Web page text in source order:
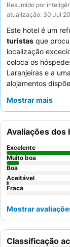
Resumido por
atualização: 30 Jul
Este hotel é um
turistas que
localização
coloca os
Laranjeiras e a
alojamentos
banheira de
pela sua
um ambiente
memorável,
hidromassagem
último piso
Mostrar mais
Classificação
Avaliações dos
Excelente
Muito boa
Boa
Aceitável
Fraca
Mostrar